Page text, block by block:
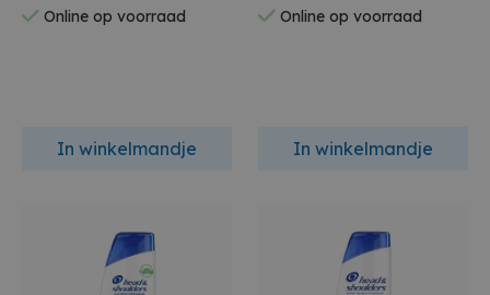
Online op voorraad
In winkelmandje
Online op voorraad
In winkelmandje